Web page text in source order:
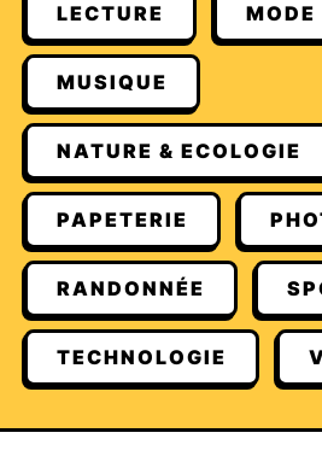
LECTURE MODE
MUSIQUE
NATURE & ECOLOGIE
PAPETERIE
RANDONNÉE
TECHNOLOGIE